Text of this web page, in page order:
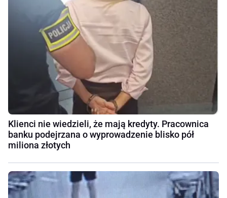
Klienci nie wiedzieli, że mają kredyty. Pracownica
banku podejrzana o wyprowadzenie blisko pół
miliona złotych